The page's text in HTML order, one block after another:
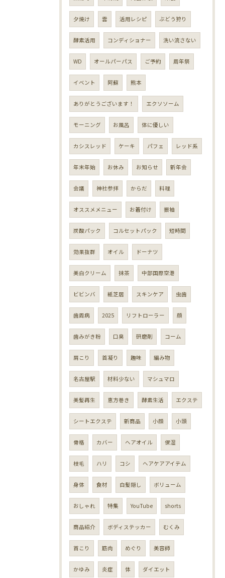
夕焼け 雲 活用レシピ ぶどう狩り
酵素活用 コンディショナー 洗い流さない
WD オールパーパス ご予約 周年祭
イベント 阿蘇 熊本
ありがとうございます！ エクソソーム
モーニング お風呂 体に優しい
カシスレッド ケーキ パフェ レッド系
年末年始 お休み お知らせ 新年会
会議 神社参拝 からだ 料理
オススメメニュー お着付け 振袖
炭酸パック コルセットパック 短時間
効果抜群 オイル ドーナツ
美白クリーム 抹茶 中部国際空港
ビビンバ 紙芝居 スキンケア 虫歯
歯周病 2025 リフトローラー 顔
歯みがき粉 口臭 研磨剤 コーム
肩こり 首凝り 趣味 編み物
名古屋駅 材料少ない マシュマロ
美髪再生 恵方巻き 酵素生活 エクステ
シートエクステ 新商品 小顔 小頭
骨格 カバー ヘアオイル 保湿
枝毛 ハリ コシ ヘアケアアイテム
身体 食材 白髪隠し ボリューム
おしゃれ 特集 YouTube shorts
商品紹介 ボディステッカー むくみ
首こり 筋肉 めぐり 美容師
かゆみ 炎症 体 ダイエット